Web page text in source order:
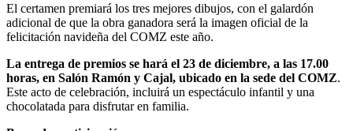
El certamen premiará los tres mejores dibujos, con el galardón
adicional de que la obra ganadora será la imagen oficial de la
felicitación navideña del COMZ este año.
La entrega de premios se hará el 23 de diciembre, a las 17.00
horas, en Salón Ramón y Cajal, ubicado en la sede del COMZ.
Este acto de celebración, incluirá un espectáculo infantil y una
chocolatada para disfrutar en familia.